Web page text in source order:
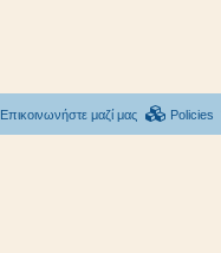
Policies
Επικοινωνήστε μαζί μας